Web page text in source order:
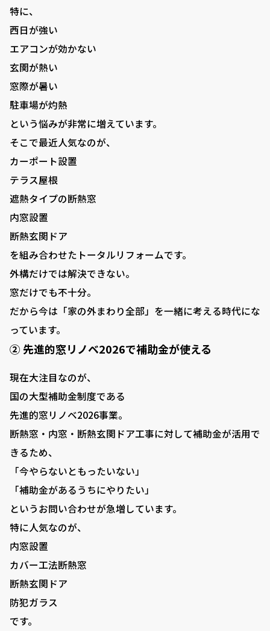
特に、
西日が強い
エアコンが効かない
玄関が熱い
窓際が暑い
駐車場が灼熱
という悩みが非常に増えています。
そこで最近人気なのが、
カーポート設置
テラス屋根
遮熱タイプの断熱窓
内窓設置
断熱玄関ドア
を組み合わせたトータルリフォームです。
外構だけでは解決できない。
窓だけでも不十分。
だから今は「家の外まわり全部」を一緒に考える時代にな
っています。
② 先進的窓リノベ2026で補助金が使える
現在大注目なのが、
国の大型補助金制度である
先進的窓リノベ2026事業。
断熱窓・内窓・断熱玄関ドア工事に対して補助金が活用で
きるため、
「今やらないともったいない」
「補助金があるうちにやりたい」
というお問い合わせが急増しています。
特に人気なのが、
内窓設置
カバー工法断熱窓
断熱玄関ドア
防犯ガラス
です。